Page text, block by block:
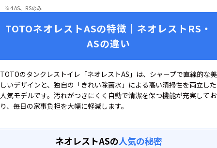
※4 AS、RSのみ
TOTOネオレストASの特徴｜ネオレストRS・
ASの違い
TOTOのタンクレストイレ「ネオレストAS」は、シャープで直線的な美
しいデザインと、独自の「きれい除菌水」による高い清掃性を両立した
人気モデルです。汚れがつきにくく自動で清潔を保つ機能が充実してお
り、毎日の家事負担を大幅に軽減します。
ネオレストASの人気の秘密